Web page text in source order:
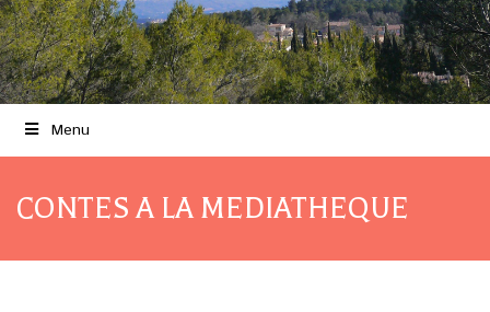
Menu
CONTES A LA MEDIATHEQUE